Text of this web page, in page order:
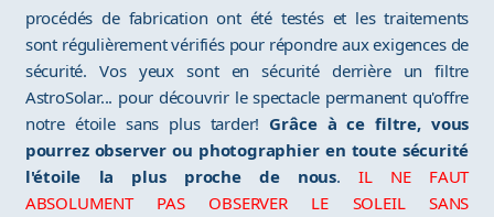
procédés de fabrication ont été testés et les traitements
sont régulièrement vérifiés pour répondre aux exigences de
sécurité. Vos yeux sont en sécurité derrière un filtre
AstroSolar... pour découvrir le spectacle permanent qu'offre
notre étoile sans plus tarder! Grâce à ce filtre, vous
pourrez observer ou photographier en toute sécurité
l'étoile la plus proche de nous.IL NE FAUT
ABSOLUMENT PAS OBSERVER LE SOLEIL SANS